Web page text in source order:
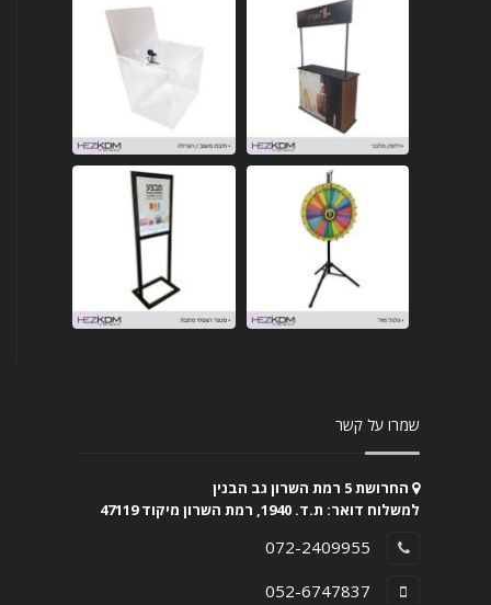
שמרו על קשר
החרושת 5 רמת השרון גב הבנין
למשלוח דואר: ת.ד. 1940, רמת השרון מיקוד 47119
072-2409955
052-6747837